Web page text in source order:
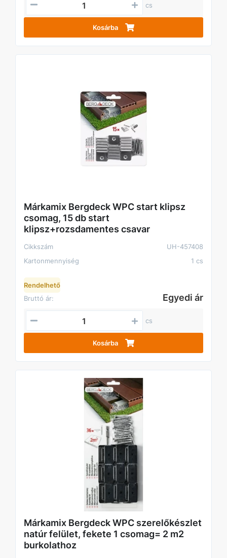
cs
Kosárba
Márkamix Bergdeck WPC start klipsz
csomag, 15 db start
klipsz+rozsdamentes csavar
Cikkszám
UH-457408
Kartonmennyiség
1 cs
Rendelhető
Bruttó ár:
Egyedi ár
cs
Kosárba
Márkamix Bergdeck WPC szerelőkészlet
natúr felület, fekete 1 csomag= 2 m2
burkolathoz